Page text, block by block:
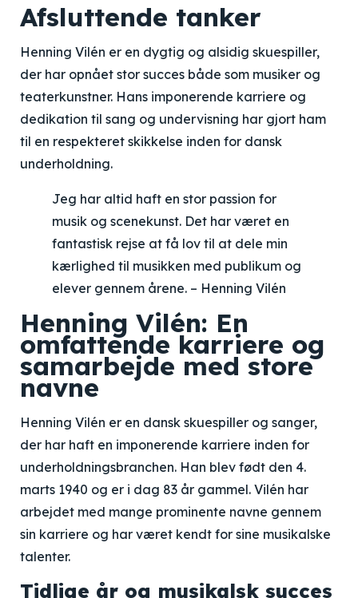
Afsluttende tanker
Henning Vilén er en dygtig og alsidig skuespiller,
der har opnået stor succes både som musiker og
teaterkunstner. Hans imponerende karriere og
dedikation til sang og undervisning har gjort ham
til en respekteret skikkelse inden for dansk
underholdning.
Jeg har altid haft en stor passion for
musik og scenekunst. Det har været en
fantastisk rejse at få lov til at dele min
kærlighed til musikken med publikum og
elever gennem årene. – Henning Vilén
Henning Vilén: En
omfattende karriere og
samarbejde med store
navne
Henning Vilén er en dansk skuespiller og sanger,
der har haft en imponerende karriere inden for
underholdningsbranchen. Han blev født den 4.
marts 1940 og er i dag 83 år gammel. Vilén har
arbejdet med mange prominente navne gennem
sin karriere og har været kendt for sine musikalske
talenter.
Tidlige år og musikalsk succes